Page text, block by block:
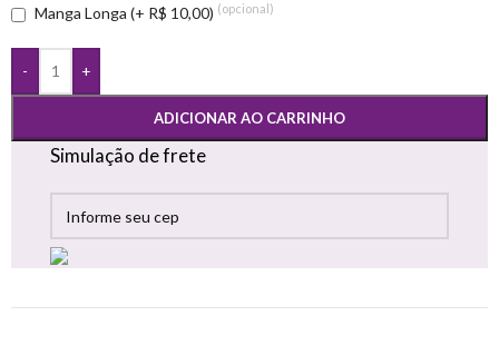
Manga Longa (+ R$ 10,00) (opcional)
- +
ADICIONAR AO CARRINHO
Simulação de frete